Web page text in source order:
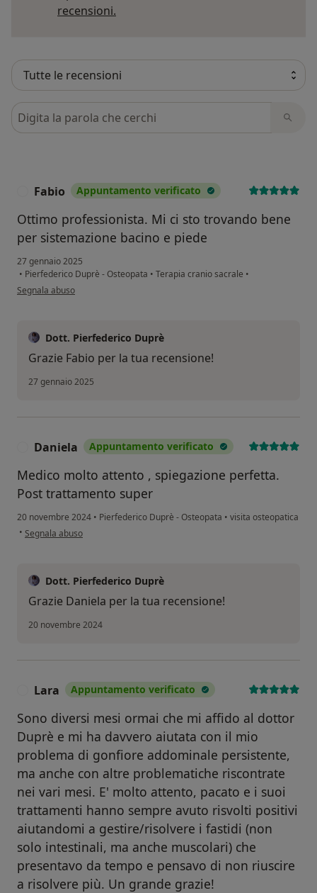
recensioni.
Cerca nelle recensioni
Fabio Appuntamento verificato
Ottimo professionista. Mi ci sto trovando bene
per sistemazione bacino e piede
27 gennaio 2025
• Pierfederico Duprè - Osteopata • Terapia cranio sacrale •
secondo l'opinione dell'utente Fabio
Segnala abuso
Dott. Pierfederico Duprè
Grazie Fabio per la tua recensione!
27 gennaio 2025
Daniela Appuntamento verificato
Medico molto attento , spiegazione perfetta.
Post trattamento super
20 novembre 2024 • Pierfederico Duprè - Osteopata • visita osteopatica
• secondo l'opinione dell'utente Daniela
Segnala abuso
Dott. Pierfederico Duprè
Grazie Daniela per la tua recensione!
20 novembre 2024
Lara Appuntamento verificato
Sono diversi mesi ormai che mi affido al dottor
Duprè e mi ha davvero aiutata con il mio
problema di gonfiore addominale persistente,
ma anche con altre problematiche riscontrate
nei vari mesi. E' molto attento, pacato e i suoi
trattamenti hanno sempre avuto risvolti positivi
aiutandomi a gestire/risolvere i fastidi (non
solo intestinali, ma anche muscolari) che
presentavo da tempo e pensavo di non riuscire
a risolvere più. Un grande grazie!